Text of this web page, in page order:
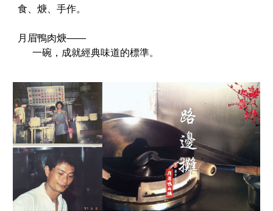
食、焿、手作。
月眉鴨肉焿——
一碗，成就經典味道的標準。